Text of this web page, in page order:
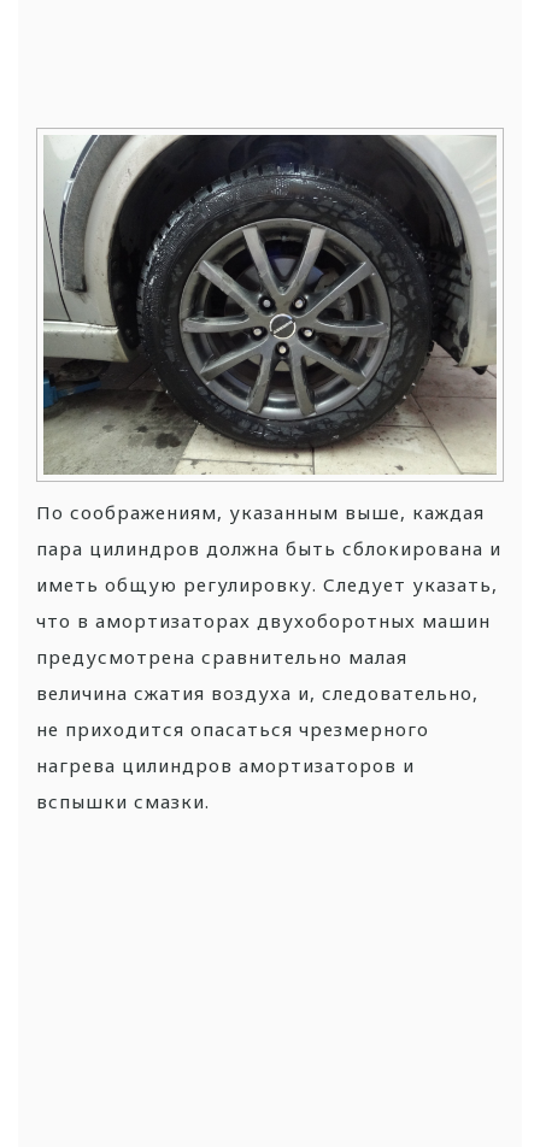
По соображениям, указанным выше, каждая
пара цилиндров должна быть сблокирована и
иметь общую регулировку. Следует указать,
что в амортизаторах двухоборотных машин
предусмотрена сравнительно малая
величина сжатия воздуха и, следовательно,
не приходится опасаться чрезмерного
нагрева цилиндров амортизаторов и
вспышки смазки.